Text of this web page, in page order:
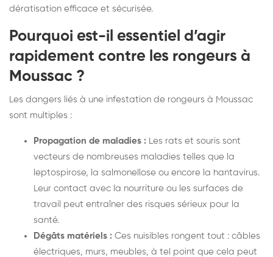
dératisation efficace et sécurisée.
Pourquoi est-il essentiel d’agir
rapidement contre les rongeurs à
Moussac ?
Les dangers liés à une infestation de rongeurs à Moussac
sont multiples :
Propagation de maladies : Les rats et souris sont
vecteurs de nombreuses maladies telles que la
leptospirose, la salmonellose ou encore la hantavirus.
Leur contact avec la nourriture ou les surfaces de
travail peut entraîner des risques sérieux pour la
santé.
Dégâts matériels : Ces nuisibles rongent tout : câbles
électriques, murs, meubles, à tel point que cela peut